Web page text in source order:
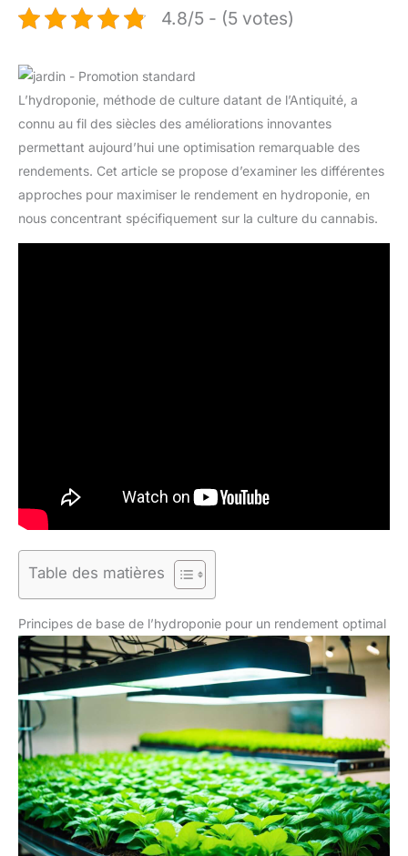
4.8/5 - (5 votes)
L’hydroponie, méthode de culture datant de l’Antiquité, a
connu au fil des siècles des améliorations innovantes
permettant aujourd’hui une optimisation remarquable des
rendements. Cet article se propose d’examiner les différentes
approches pour maximiser le rendement en hydroponie, en
nous concentrant spécifiquement sur la culture du cannabis.
Table des matières
Principes de base de l’hydroponie pour un rendement optimal